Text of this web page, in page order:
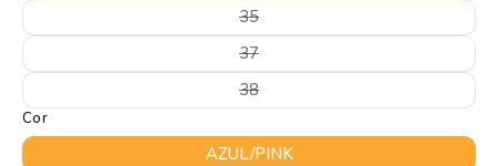
35Variante
esgotada
ou
37Variante
esgotada
ou
38Variante
esgotada
indisponível
Cor
AZUL/PINK